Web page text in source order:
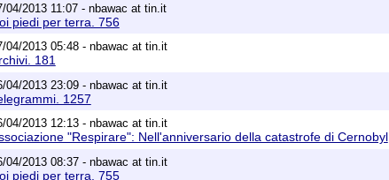
04/2013 11:07 - nbawac at tin.it
piedi per terra. 756
04/2013 05:48 - nbawac at tin.it
181
04/2013 23:09 - nbawac at tin.it
1257
04/2013 12:13 - nbawac at tin.it
"Respirare": Nell'anniversario della catastrofe di Cernobyl
04/2013 08:37 - nbawac at tin.it
piedi per terra. 755